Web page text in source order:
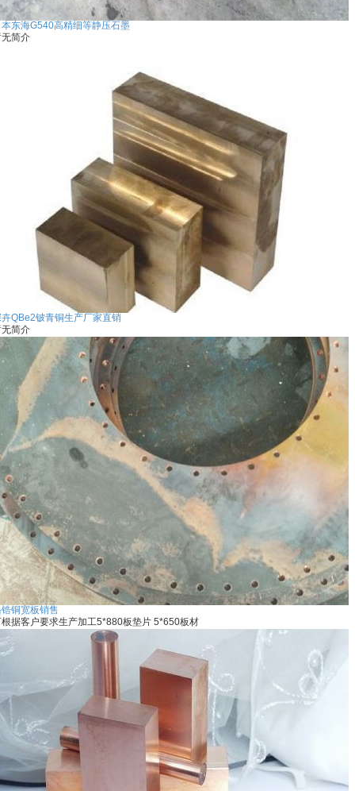
东海G540高精细等静压石墨
简介
QBe2铍青铜生产厂家直销
简介
铜宽板销售
据客户要求生产加工5*880板垫片 5*650板材